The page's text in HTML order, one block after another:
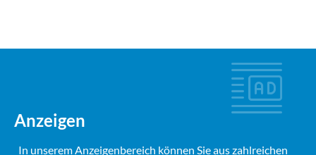
Anzeigen
In unserem Anzeigenbereich können Sie aus zahlreichen